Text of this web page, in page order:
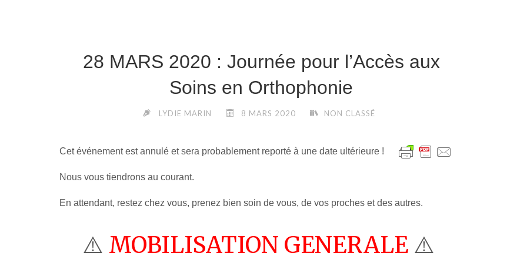
28 MARS 2020 : Journée pour l’Accès aux
Soins en Orthophonie
LYDIE MARIN 8 MARS 2020 NON CLASSÉ
Cet événement est annulé et sera probablement reporté à une date ultérieure !
Nous vous tiendrons au courant.
En attendant, restez chez vous, prenez bien soin de vous, de vos proches et des autres.
⚠️ MOBILISATION GENERALE ⚠️